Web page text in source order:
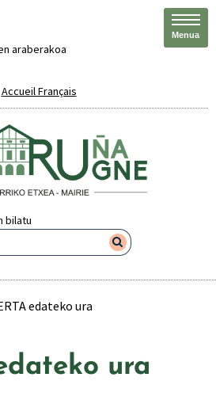
araberakoa
Accueil Français
bilatu
Menua
edateko ura
ura